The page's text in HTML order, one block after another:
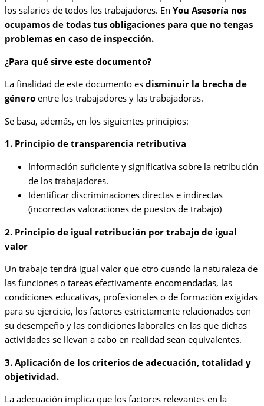
los salarios de todos los trabajadores. En You Asesoría nos
ocupamos de todas tus obligaciones para que no tengas
problemas en caso de inspección.
¿Para qué sirve este documento?
La finalidad de este documento es disminuir la brecha de
género entre los trabajadores y las trabajadoras.
Se basa, además, en los siguientes principios:
1. Principio de transparencia retributiva
Información suficiente y significativa sobre la retribución
de los trabajadores.
Identificar discriminaciones directas e indirectas
(incorrectas valoraciones de puestos de trabajo)
2. Principio de igual retribución por trabajo de igual
valor
Un trabajo tendrá igual valor que otro cuando la naturaleza de
las funciones o tareas efectivamente encomendadas, las
condiciones educativas, profesionales o de formación exigidas
para su ejercicio, los factores estrictamente relacionados con
su desempeño y las condiciones laborales en las que dichas
actividades se llevan a cabo en realidad sean equivalentes.
3. Aplicación de los criterios de adecuación, totalidad y
objetividad.
La adecuación implica que los factores relevantes en la